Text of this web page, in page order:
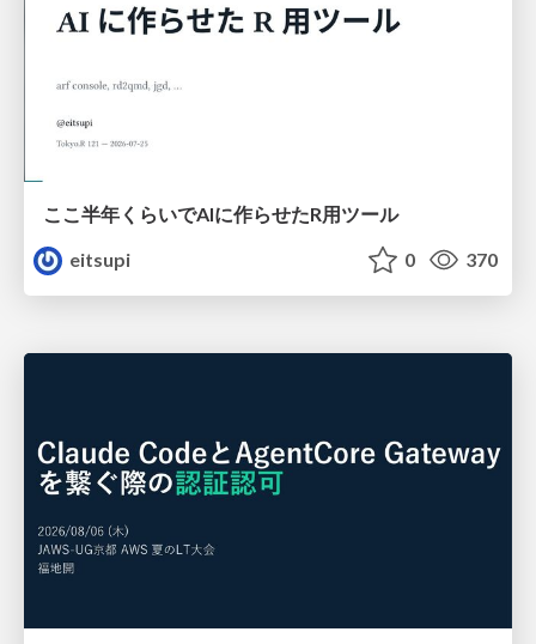
ここ半年くらいでAIに作らせたR用ツール
eitsupi
0 370